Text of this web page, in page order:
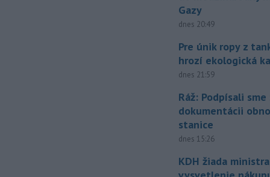
Gazy
dnes 20:49
Pre únik ropy z
hrozí ekologická
dnes 21:59
Ráž: Podpísali
dokumentácii
stanice
dnes 15:26
KDH žiada